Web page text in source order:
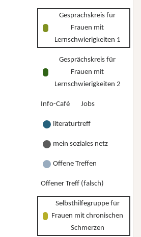
Gesprächskreis für
Frauen mit
Lernschwierigkeiten 1
Gesprächskreis für
Frauen mit
Lernschwierigkeiten 2
Info-Café Jobs
literaturtreff
mein soziales netz
Offene Treffen
Offener Treff (falsch)
Selbsthilfegruppe für
Frauen mit chronischen
Schmerzen